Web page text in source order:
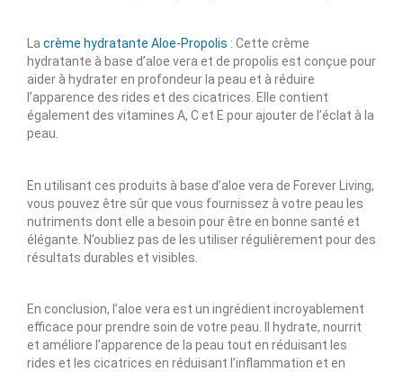
La crème hydratante Aloe-Propolis : Cette crème
hydratante à base d’aloe vera et de propolis est conçue pour
aider à hydrater en profondeur la peau et à réduire
l’apparence des rides et des cicatrices. Elle contient
également des vitamines A, C et E pour ajouter de l’éclat à la
peau.
En utilisant ces produits à base d’aloe vera de Forever Living,
vous pouvez être sûr que vous fournissez à votre peau les
nutriments dont elle a besoin pour être en bonne santé et
élégante. N’oubliez pas de les utiliser régulièrement pour des
résultats durables et visibles.
En conclusion, l’aloe vera est un ingrédient incroyablement
efficace pour prendre soin de votre peau. Il hydrate, nourrit
et améliore l’apparence de la peau tout en réduisant les
rides et les cicatrices en réduisant l’inflammation et en